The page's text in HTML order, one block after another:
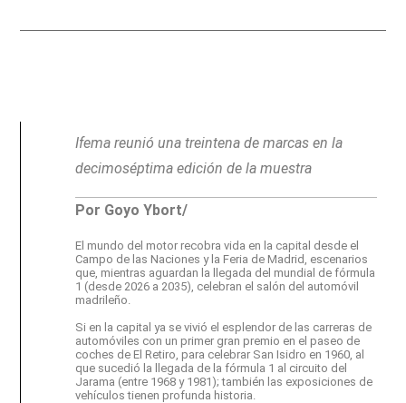
Ifema reunió una treintena de marcas en la
decimoséptima edición de la muestra
Por Goyo Ybort/
El mundo del motor recobra vida en la capital desde el
Campo de las Naciones y la Feria de Madrid, escenarios
que, mientras aguardan la llegada del mundial de fórmula
1 (desde 2026 a 2035), celebran el salón del automóvil
madrileño.
Si en la capital ya se vivió el esplendor de las carreras de
automóviles con un primer gran premio en el paseo de
coches de El Retiro, para celebrar San Isidro en 1960, al
que sucedió la llegada de la fórmula 1 al circuito del
Jarama (entre 1968 y 1981); también las exposiciones de
vehículos tienen profunda historia.